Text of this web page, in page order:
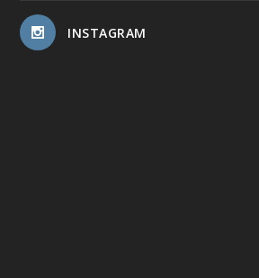
INSTAGRAM